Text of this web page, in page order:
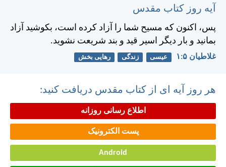
آیه روز کتاب مقدس
پس، اكنون كه مسيح شما را آزاد كرده است، بكوشيد آزاد
بمانيد و بار ديگر اسير قيد و بند شريعت نشويد.
غلاطيان ۵:‏۱ عیسی زندگی رهایی بخش
هر روز آیه ای از کتاب مقدس دریافت کنید:
اطلاع رسانی روزانه
پست الکترونیک
Android